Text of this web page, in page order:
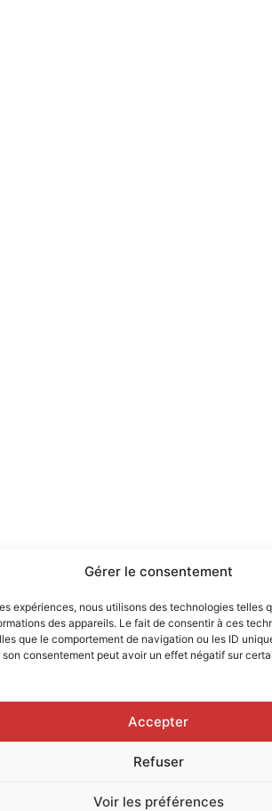
Gérer le consentement
expériences, nous utilisons des technologies telles
des appareils. Le fait de consentir à ces
que le comportement de navigation ou les ID
consentement peut avoir un effet négatif sur
Accepter
Refuser
Voir les préférences